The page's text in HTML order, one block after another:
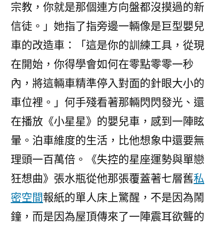
宗教，你就是那個連方向盤都沒摸過的新
信徒。」她指了指旁邊一輛像是巨型嬰兒
車的改造車：「這是你的訓練工具，從現
在開始，你得學會如何在零點零零一秒
內，將這輛車精準停入對面的針眼大小的
車位裡。」何手殘看著那輛閃閃發光、還
在播放《小星星》的嬰兒車，感到一陣眩
暈。泊車維度的生活，比他想象中還要無
理頭一百萬倍。《失控的星座運勢與單戀
狂想曲》張水瓶從他那張覆蓋著七層舊私
密空間報紙的單人床上驚醒，不是因為鬧
鐘，而是因為屋頂傳來了一陣震耳欲聾的